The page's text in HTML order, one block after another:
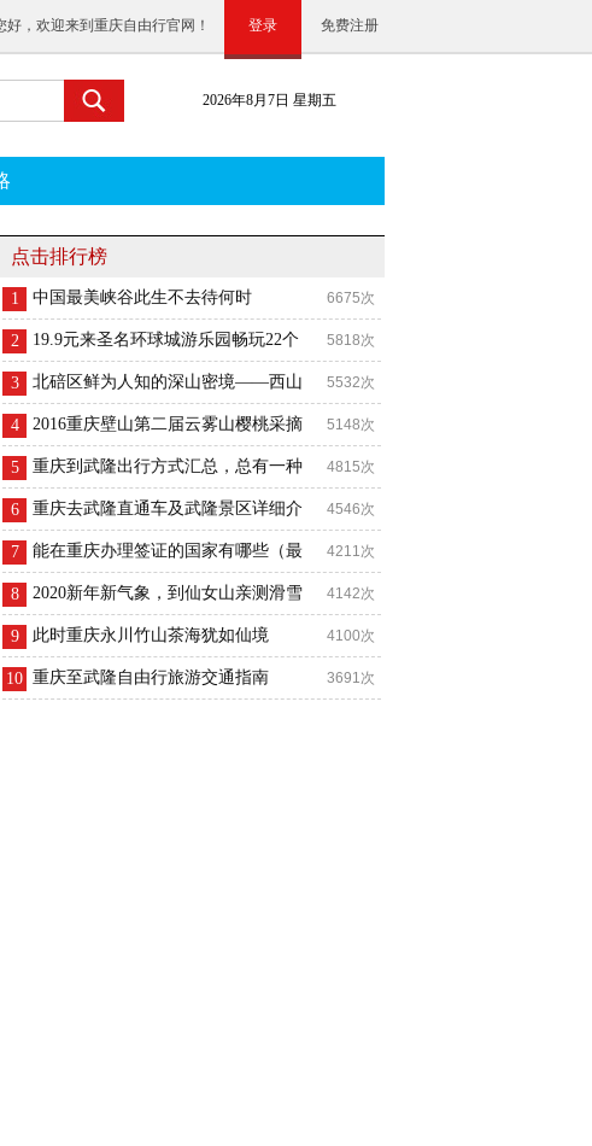
好，欢迎来到重庆自由行官网！ 登录 免费注册
2026年8月7日 星期五
点击排行榜
1 中国最美峡谷此生不去待何时 6675次
2 19.9元来圣名环球城游乐园畅玩22个 5818次
3 北碚区鲜为人知的深山密境——西山 5532次
4 2016重庆壁山第二届云雾山樱桃采摘 5148次
5 重庆到武隆出行方式汇总，总有一种 4815次
6 重庆去武隆直通车及武隆景区详细介 4546次
7 能在重庆办理签证的国家有哪些（最 4211次
8 2020新年新气象，到仙女山亲测滑雪 4142次
9 此时重庆永川竹山茶海犹如仙境 4100次
10 重庆至武隆自由行旅游交通指南 3691次